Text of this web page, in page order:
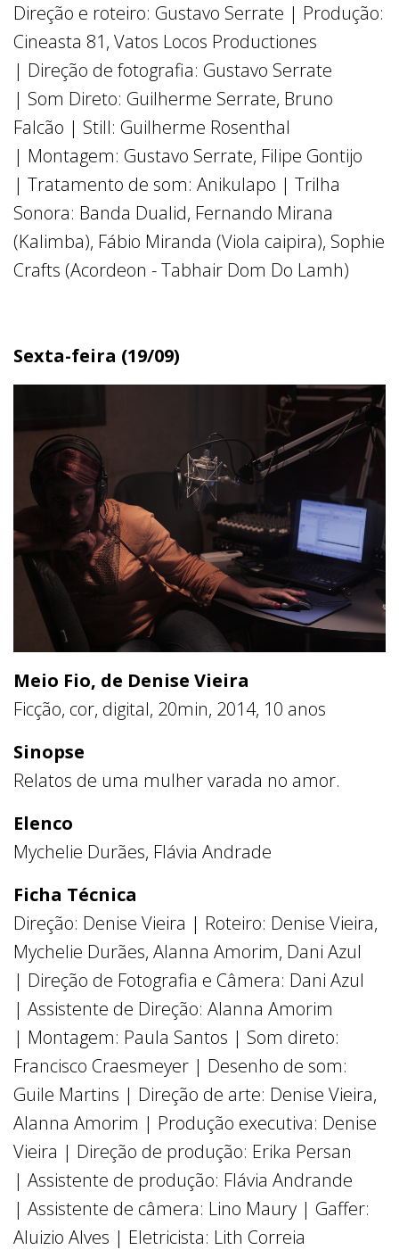
Direção e roteiro: Gustavo Serrate | Produção:
Cineasta 81, Vatos Locos Productiones
| Direção de fotografia: Gustavo Serrate
| Som Direto: Guilherme Serrate, Bruno
Falcão | Still: Guilherme Rosenthal
| Montagem: Gustavo Serrate, Filipe Gontijo
| Tratamento de som: Anikulapo | Trilha
Sonora: Banda Dualid, Fernando Mirana
(Kalimba), Fábio Miranda (Viola caipira), Sophie
Crafts (Acordeon - Tabhair Dom Do Lamh)
Sexta-feira (19/09)
Meio Fio, de Denise Vieira
Ficção, cor, digital, 20min, 2014, 10 anos
Sinopse
Relatos de uma mulher varada no amor.
Elenco
Mychelie Durães, Flávia Andrade
Ficha Técnica
Direção: Denise Vieira | Roteiro: Denise Vieira,
Mychelie Durães, Alanna Amorim, Dani Azul
| Direção de Fotografia e Câmera: Dani Azul
| Assistente de Direção: Alanna Amorim
| Montagem: Paula Santos | Som direto:
Francisco Craesmeyer | Desenho de som:
Guile Martins | Direção de arte: Denise Vieira,
Alanna Amorim | Produção executiva: Denise
Vieira | Direção de produção: Erika Persan
| Assistente de produção: Flávia Andrande
| Assistente de câmera: Lino Maury | Gaffer:
Aluizio Alves | Eletricista: Lith Correia